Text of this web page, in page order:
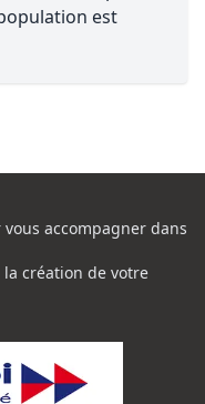
est
accompagner dans
création de votre